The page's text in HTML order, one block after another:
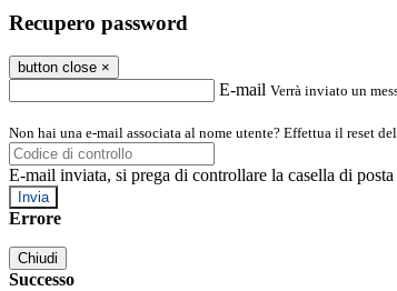
Recupero password
button close ×
E-mail Verrà inviato un
Non hai una e-mail associata al nome utente? Effettua il reset
E-mail inviata, si prega di controllare la casella di
Errore
Chiudi
Successo